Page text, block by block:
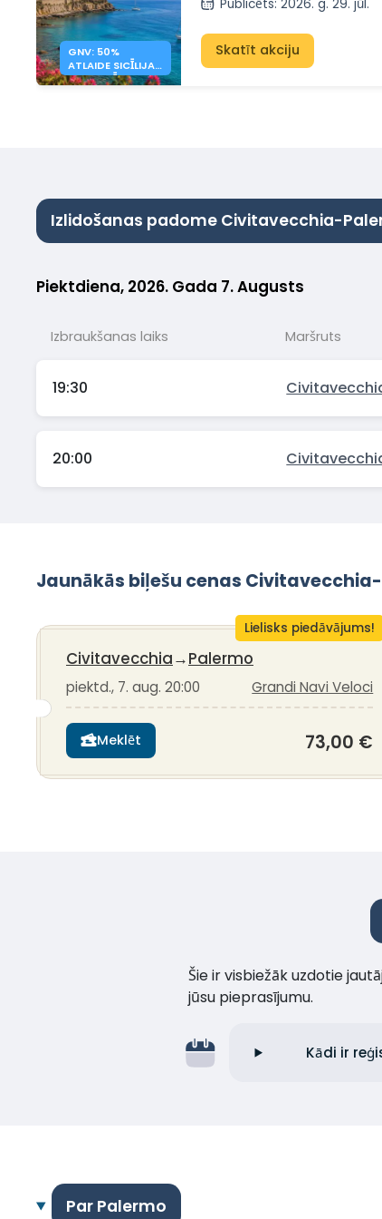
GNV: 50%
ATLAIDE SICĪLIJAS
UN SARDĪNIJAS
Publicēts: 2026. g. 29. jūl.
Skatīt akciju
Izlidošanas padome Civitavecchia-
Piektdiena, 2026. Gada 7. Augusts
Izbraukšanas laiks Maršruts
19:30
20:00
Jaunākās biļešu cenas
Lielisks piedāvājums!
Civitavecchia→Palermo
piektd., 7. aug. 20:00 Grandi Navi Veloci
Meklēt 73,00 €
Šie ir visbiežāk uzdotie
jūsu pieprasījumu.
Kādi ir
Par Palermo